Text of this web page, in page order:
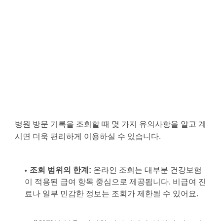
병원 방문 기록을 조회할 때 몇 가지 유의사항을 알고 계
시면 더욱 편리하게 이용하실 수 있습니다.
조회 범위의 한계: 온라인 조회는 대부분 건강보험
이 적용된 급여 항목 중심으로 제공됩니다. 비급여 진
료나 일부 민감한 정보는 조회가 제한될 수 있어요.